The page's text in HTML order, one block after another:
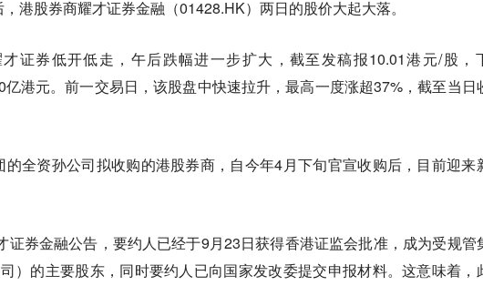
港股券商耀才证券金融（01428.HK）两日的股价大起大落。
证券低开低走，午后跌幅进一步扩大，截至发稿报10.01港元/股，
亿港元。前一交易日，该股盘中快速拉升，最高一度涨超37%，截至当日
的全资孙公司拟收购的港股券商，自今年4月下旬官宣收购后，目前迎来
证券金融公告，要约人已经于9月23日获得香港证监会批准，成为受规管
）的主要股东，同时要约人已向国家发改委提交申报材料。这意味着，